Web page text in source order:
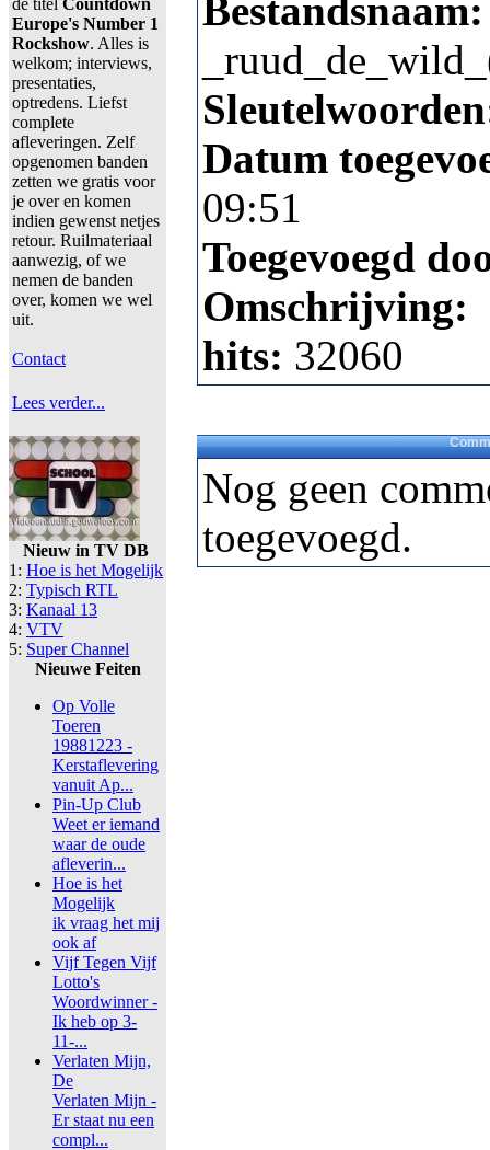
de titel Countdown
Europe's Number 1
Rockshow. Alles is
welkom; interviews,
presentaties,
optredens. Liefst
complete
afleveringen. Zelf
opgenomen banden
zetten we gratis voor
je over en komen
indien gewenst netjes
retour. Ruilmateriaal
aanwezig, of we
nemen de banden
over, komen we wel
uit.
Contact
Lees verder...
Nieuw in TV DB
1: Hoe is het Mogelijk
2: Typisch RTL
3: Kanaal 13
4: VTV
5: Super Channel
Nieuwe Feiten
Op Volle
Toeren
19881223 -
Kerstaflevering
vanuit Ap...
Pin-Up Club
Weet er iemand
waar de oude
afleverin...
Hoe is het
Mogelijk
ik vraag het mij
ook af
Vijf Tegen Vijf
Lotto's
Woordwinner -
Ik heb op 3-
11-...
Verlaten Mijn,
De
Verlaten Mijn -
Er staat nu een
compl...
Datum
09:51
Toegevoegd
Omschrijving:
hits: 32060
Nog geen
toegevoegd.